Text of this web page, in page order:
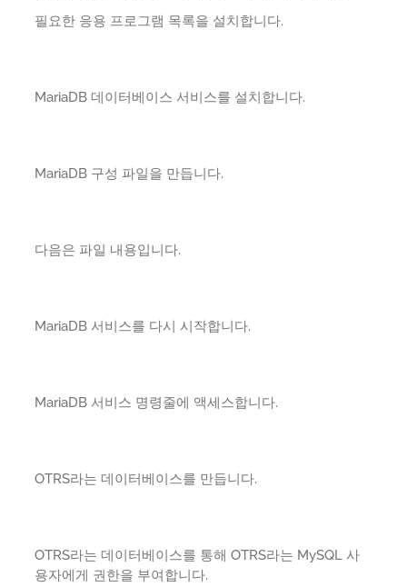
필요한 응용 프로그램 목록을 설치합니다.
MariaDB 데이터베이스 서비스를 설치합니다.
MariaDB 구성 파일을 만듭니다.
다음은 파일 내용입니다.
MariaDB 서비스를 다시 시작합니다.
MariaDB 서비스 명령줄에 액세스합니다.
OTRS라는 데이터베이스를 만듭니다.
OTRS라는 데이터베이스를 통해 OTRS라는 MySQL 사
용자에게 권한을 부여합니다.